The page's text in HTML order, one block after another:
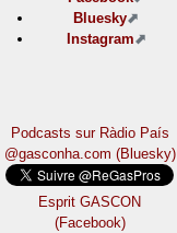
Bluesky
Instagram
Podcasts sur Ràdio País
@gasconha.com (Bluesky)
Esprit GASCON
(Facebook)